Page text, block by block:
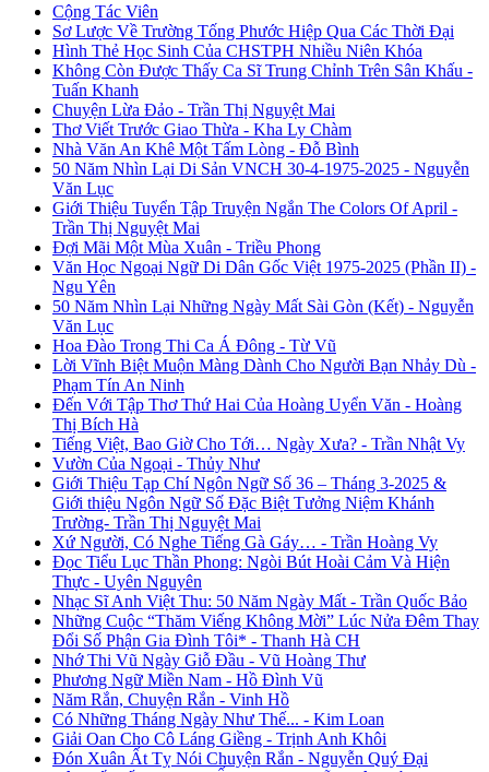
Cộng Tác Viên
Sơ Lược Về Trường Tống Phước Hiệp Qua Các Thời Đại
Hình Thẻ Học Sinh Của CHSTPH Nhiều Niên Khóa
Không Còn Được Thấy Ca Sĩ Trung Chỉnh Trên Sân Khấu -
Tuấn Khanh
Chuyện Lừa Đảo - Trần Thị Nguyệt Mai
Thơ Viết Trước Giao Thừa - Kha Ly Chàm
Nhà Văn An Khê Một Tấm Lòng - Đỗ Bình
50 Năm Nhìn Lại Di Sản VNCH 30-4-1975-2025 - Nguyễn
Văn Lục
Giới Thiệu Tuyển Tập Truyện Ngắn The Colors Of April -
Trần Thị Nguyệt Mai
Đợi Mãi Một Mùa Xuân - Triều Phong
Văn Học Ngoại Ngữ Di Dân Gốc Việt 1975-2025 (Phần II) -
Ngu Yên
50 Năm Nhìn Lại Những Ngày Mất Sài Gòn (Kết) - Nguyễn
Văn Lục
Hoa Đào Trong Thi Ca Á Đông - Từ Vũ
Lời Vĩnh Biệt Muộn Màng Dành Cho Người Bạn Nhảy Dù -
Phạm Tín An Ninh
Đến Với Tập Thơ Thứ Hai Của Hoàng Uyển Văn - Hoàng
Thị Bích Hà
Tiếng Việt, Bao Giờ Cho Tới… Ngày Xưa? - Trần Nhật Vy
Vườn Của Ngoại - Thủy Như
Giới Thiệu Tạp Chí Ngôn Ngữ Số 36 – Tháng 3-2025 &
Giới thiệu Ngôn Ngữ Số Đặc Biệt Tưởng Niệm Khánh
Trường- Trần Thị Nguyệt Mai
Xứ Người, Có Nghe Tiếng Gà Gáy… - Trần Hoàng Vy
Đọc Tiểu Lục Thần Phong: Ngòi Bút Hoài Cảm Và Hiện
Thực - Uyên Nguyên
Nhạc Sĩ Anh Việt Thu: 50 Năm Ngày Mất - Trần Quốc Bảo
Những Cuộc “Thăm Viếng Không Mời” Lúc Nửa Đêm Thay
Đổi Số Phận Gia Đình Tôi* - Thanh Hà CH
Nhớ Thi Vũ Ngày Giỗ Đầu - Vũ Hoàng Thư
Phương Ngữ Miền Nam - Hồ Đình Vũ
Năm Rắn, Chuyện Rắn - Vinh Hồ
Có Những Tháng Ngày Như Thế... - Kim Loan
Giải Oan Cho Cô Láng Giềng - Trịnh Anh Khôi
Đón Xuân Ất Tỵ Nói Chuyện Rắn - Nguyễn Quý Đại